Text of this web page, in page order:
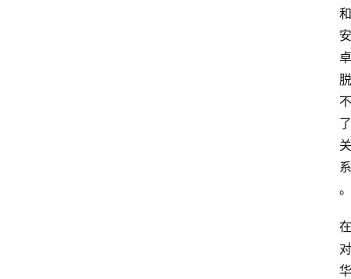
和
安
卓
脱
不
了
关
系
。
在
对
华